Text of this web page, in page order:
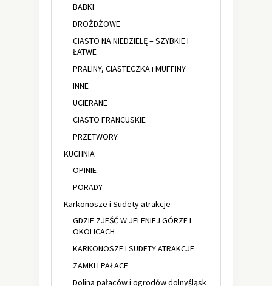
BABKI
DROŻDŻOWE
CIASTO NA NIEDZIELĘ – SZYBKIE I
ŁATWE
PRALINY, CIASTECZKA i MUFFINY
INNE
UCIERANE
CIASTO FRANCUSKIE
PRZETWORY
KUCHNIA
OPINIE
PORADY
Karkonosze i Sudety atrakcje
GDZIE ZJEŚĆ W JELENIEJ GÓRZE I
OKOLICACH
KARKONOSZE I SUDETY ATRAKCJE
ZAMKI I PAŁACE
Dolina pałaców i ogrodów dolnyśląsk